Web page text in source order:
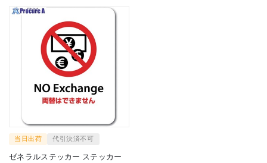
当日出荷 代引決済不可
ゼネラルステッカー ステッカー